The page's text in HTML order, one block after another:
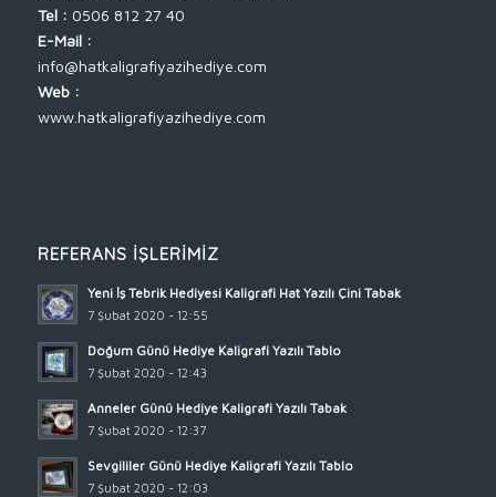
Tel : 0506 812 27 40
E-Mail :
info@hatkaligrafiyazihediye.com
Web :
www.hatkaligrafiyazihediye.com
REFERANS İŞLERIMIZ
Yeni İş Tebrik Hediyesi Kaligrafi Hat Yazılı Çini Tabak
7 Şubat 2020 - 12:55
Doğum Günü Hediye Kaligrafi Yazılı Tablo
7 Şubat 2020 - 12:43
Anneler Günü Hediye Kaligrafi Yazılı Tabak
7 Şubat 2020 - 12:37
Sevgililer Günü Hediye Kaligrafi Yazılı Tablo
7 Şubat 2020 - 12:03